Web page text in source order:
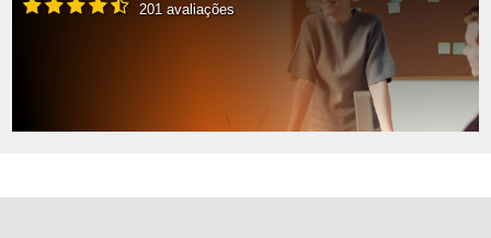
201 avaliações